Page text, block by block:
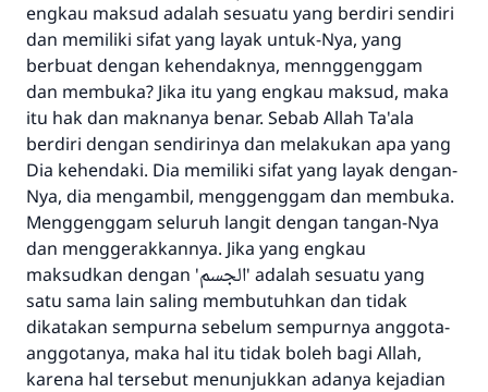
engkau maksud adalah sesuatu yang berdiri sendiri
dan memiliki sifat yang layak untuk-Nya, yang
berbuat dengan kehendaknya, mennggenggam
dan membuka? Jika itu yang engkau maksud, maka
itu hak dan maknanya benar. Sebab Allah Ta'ala
berdiri dengan sendirinya dan melakukan apa yang
Dia kehendaki. Dia memiliki sifat yang layak dengan-
Nya, dia mengambil, menggenggam dan membuka.
Menggenggam seluruh langit dengan tangan-Nya
dan menggerakkannya. Jika yang engkau
maksudkan dengan 'الجسم' adalah sesuatu yang
satu sama lain saling membutuhkan dan tidak
dikatakan sempurna sebelum sempurnya anggota-
anggotanya, maka hal itu tidak boleh bagi Allah,
karena hal tersebut menunjukkan adanya kejadian